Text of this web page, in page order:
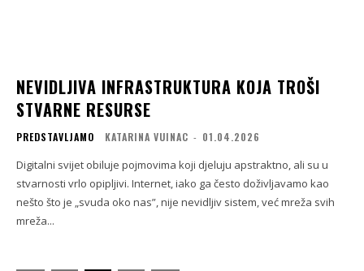
NEVIDLJIVA INFRASTRUKTURA KOJA TROŠI
STVARNE RESURSE
PREDSTAVLJAMO KATARINA VUINAC - 01.04.2026
Digitalni svijet obiluje pojmovima koji djeluju apstraktno, ali su u
stvarnosti vrlo opipljivi. Internet, iako ga često doživljavamo kao
nešto što je „svuda oko nas”, nije nevidljiv sistem, već mreža svih
mreža...